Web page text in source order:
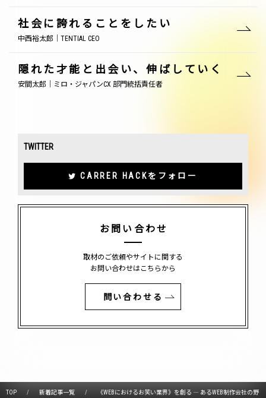
社会に誇れることをしたい
中西裕太郎｜TENTIAL CEO
隠れた才能と出会い、伸ばしていく
安間太郎｜ミロ・ジャパンCX 部門統括責任者
TWITTER
CARRER HACKをフォロー
お問い合わせ
取材のご依頼やサイトに関する
お問い合わせはこちらから
問い合わせる
TOP 新着記事一覧 《WEBにおけるお笑い業界》を創る ― あるWEB制作会社の野